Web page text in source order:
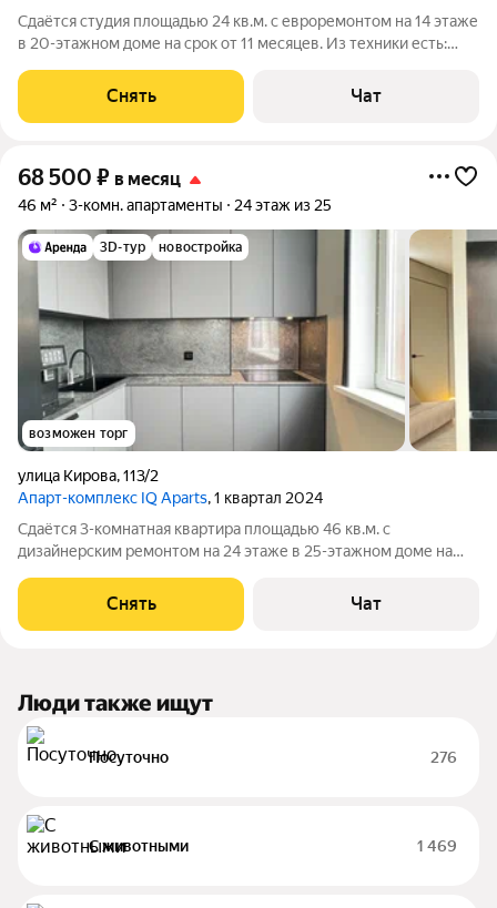
Сдаётся студия площадью 24 кв.м. с евроремонтом на 14 этаже
в 20-этажном доме на срок от 11 месяцев. Из техники есть:
Дом - монолитный, окна выходят во двор. В подъезде 3 лифта -
1 грузовой и 2
Снять Чат
68 500 ₽ в месяц
46 м² 3-комн. апартаменты 24 этаж из 25
3D-тур новостройка
возможен торг
улица Кирова,113/2
Апарт-комплекс IQ Aparts, 1 квартал 2024
Сдаётся 3-комнатная квартира площадью 46 кв.м. с
дизайнерским ремонтом на 24 этаже в 25-этажном доме на
Холодильник Посудомоечная машина Кондиционер Пылесос
Дом - монолитный, окна выходят на
Снять Чат
Люди также ищут
Посуточно 276
С животными 1 469